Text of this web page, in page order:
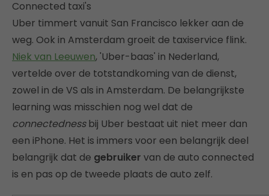
Connected taxi's
Uber timmert vanuit San Francisco lekker aan de
weg. Ook in Amsterdam groeit de taxiservice flink.
Niek van Leeuwen, 'Uber-baas' in Nederland,
vertelde over de totstandkoming van de dienst,
zowel in de VS als in Amsterdam. De belangrijkste
learning was misschien nog wel dat de
connectednessbij Uber bestaat uit niet meer dan
een iPhone. Het is immers voor een belangrijk deel
belangrijk dat de gebruiker van de auto connected
is en pas op de tweede plaats de auto zelf.